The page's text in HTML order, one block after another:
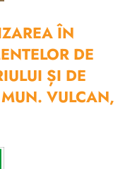
ÎN
DE
ȘI DE
VULCAN,